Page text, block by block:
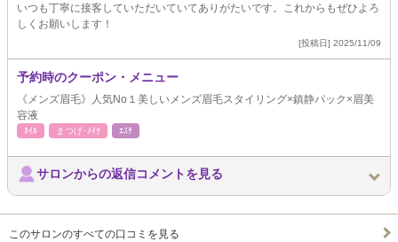
いつも丁寧に接客していただいていてありがたいです。これからもぜひよろ
しくお願いします！
[投稿日] 2025/11/09
予約時のクーポン・メニュー
《メンズ眉毛》人気No１美しいメンズ眉毛スタイリング×鎮静パック×眉美
容液
ﾈｲﾙ まつげ･ﾒｲｸ ｴｽﾃ
サロンからの返信コメントを見る
このサロンのすべての口コミを見る